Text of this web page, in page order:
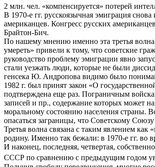
2 млн. чел. «компенсируется» потерей
В 1970-е гг. русскоязычная эмиграция
американцев. Конгресс русских
Брайтон-Бич.
По нашему мнению именно эта третья волна
умереть» привели к тому, что советские
руководство проблему эмиграции явно
стали уезжать люди, которые не были
генсека Ю. Андропова видимо было
1982 г. был принят закон «О
подтверждена еще раз. Пограничным
записей и пр., содержание которых может
моральному состоянию населения страны.
опасаться заграницы, что Советскому
Третья волна связана с таким явлением
родину. Именно так бежали: в 1970-е гг. во
И наконец, последняя, четвертая,
СССР по сравнению с предыдущим годом